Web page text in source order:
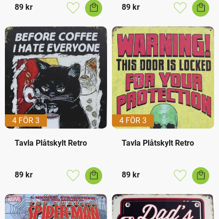
89 kr
Lägg till i favoriter
89 kr
Lägg till i
4 FÖR 3
Tavla Plåtskylt Retro
89 kr
Lägg till i favoriter
4 FÖR 3
Tavla Plåtskylt Retro
89 kr
Lägg till i